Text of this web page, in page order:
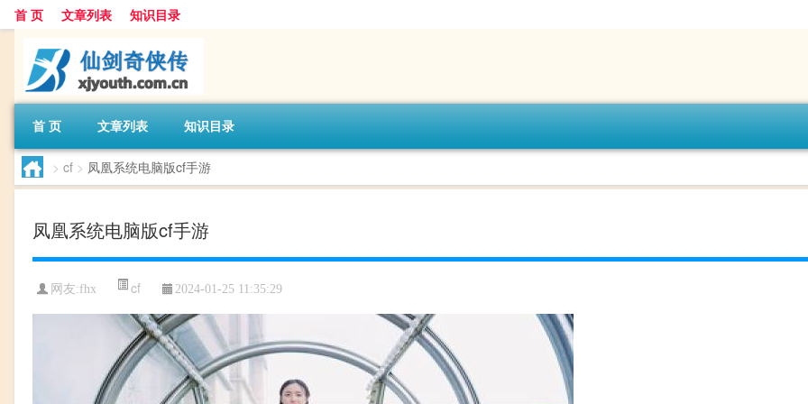
首 页 文章列表 知识目录
首 页 文章列表 知识目录
> cf > 凤凰系统电脑版cf手游
凤凰系统电脑版cf手游
网友:fhx cf 2024-01-25 11:35:29